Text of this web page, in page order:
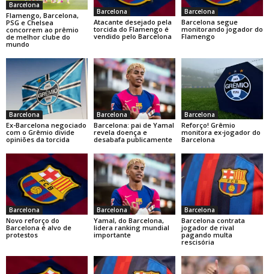
Barcelona
Flamengo, Barcelona,
PSG e Chelsea
concorrem ao prêmio
de melhor clube do
mundo
Barcelona
Atacante desejado pela
torcida do Flamengo é
vendido pelo Barcelona
Barcelona
Barcelona segue
monitorando jogador do
Flamengo
Barcelona
Ex-Barcelona negociado
com o Grêmio divide
opiniões da torcida
Barcelona
Barcelona: pai de Yamal
revela doença e
desabafa publicamente
Barcelona
Reforço! Grêmio
monitora ex-jogador do
Barcelona
Barcelona
Novo reforço do
Barcelona é alvo de
protestos
Barcelona
Yamal, do Barcelona,
lidera ranking mundial
importante
Barcelona
Barcelona contrata
jogador de rival
pagando multa
rescisória